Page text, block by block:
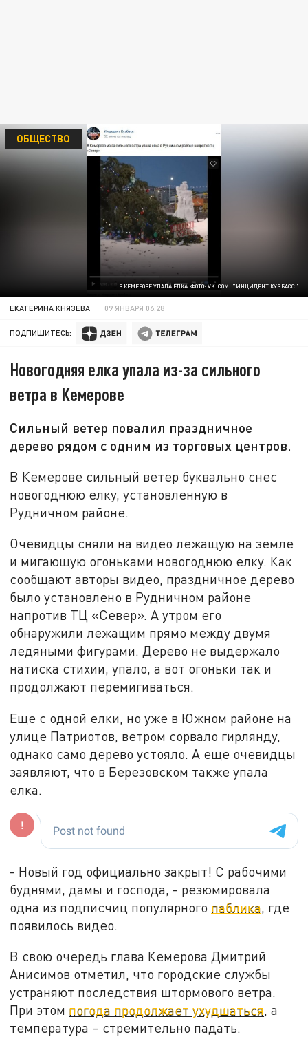
В КЕМЕРОВЕ УПАЛА ЕЛКА. ФОТО: VK. COM, "ИНЦИДЕНТ КУЗБАСС"
ОБЩЕСТВО
ЕКАТЕРИНА КНЯЗЕВА 09 ЯНВАРЯ 06:28
ПОДПИШИТЕСЬ:
Новогодняя елка упала из-за сильного
ветра в Кемерове
Сильный ветер повалил праздничное
дерево рядом с одним из торговых центров.
В Кемерове сильный ветер буквально снес
новогоднюю елку, установленную в
Рудничном районе.
Очевидцы сняли на видео лежащую на земле
и мигающую огоньками новогоднюю елку. Как
сообщают авторы видео, праздничное дерево
было установлено в Рудничном районе
напротив ТЦ «Север». А утром его
обнаружили лежащим прямо между двумя
ледяными фигурами. Дерево не выдержало
натиска стихии, упало, а вот огоньки так и
продолжают перемигиваться.
Еще с одной елки, но уже в Южном районе на
улице Патриотов, ветром сорвало гирлянду,
однако само дерево устояло. А еще очевидцы
заявляют, что в Березовском также упала
елка.
- Новый год официально закрыт! С рабочими
буднями, дамы и господа, - резюмировала
одна из подписчиц популярного паблика , где
появилось видео.
В свою очередь глава Кемерова Дмитрий
Анисимов отметил, что городские службы
устраняют последствия штормового ветра.
При этом погода продолжает ухудшаться, а
температура – стремительно падать.